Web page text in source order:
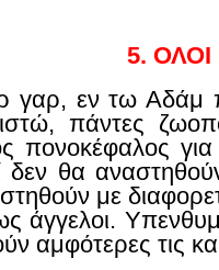
5. ΟΛΟΙ
γαρ, εν τω Αδάμ
πάντες
πονοκέφαλος
δεν θα
με
άγγελοι.
αμφότερες τις